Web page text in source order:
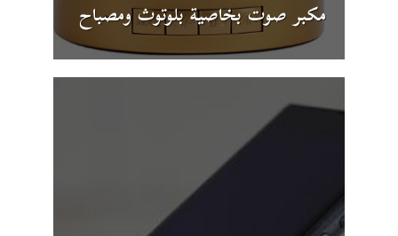
مكبر صوت بخاصية بلوتوث ومصباح